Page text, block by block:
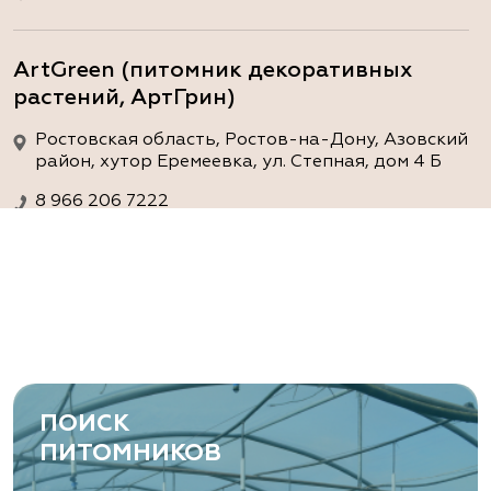
ArtGreen (питомник декоративных
растений, АртГрин)
Ростовская область, Ростов-на-Дону, Азовский
район, хутор Еремеевка, ул. Степная, дом 4 Б
8 966 206 7222
Ростовская область, Ростов-на-Дону,
Левобережная ул, дом № 37
8 966 206 7222
ПОИСК
ПИТОМНИКОВ